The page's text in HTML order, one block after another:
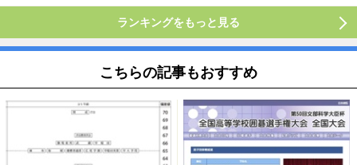
ランキングをもっと見る
こちらの記事もおすすめ